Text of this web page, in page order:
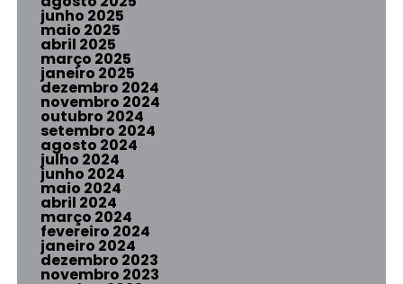
junho 2025
maio 2025
abril 2025
março 2025
janeiro 2025
dezembro 2024
novembro 2024
outubro 2024
setembro 2024
agosto 2024
julho 2024
junho 2024
maio 2024
abril 2024
março 2024
fevereiro 2024
janeiro 2024
dezembro 2023
novembro 2023